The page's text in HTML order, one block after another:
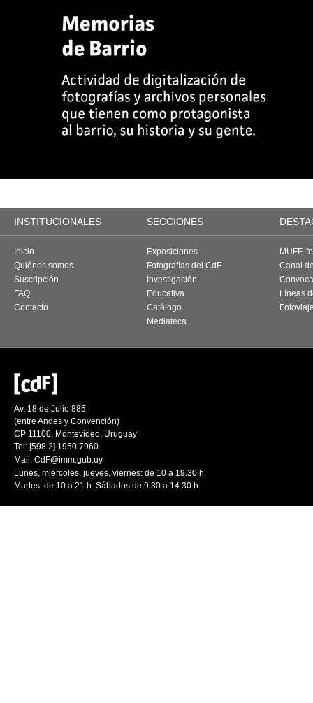
INSTITUCIONALES SECCIONES
Inicio
Quiénes somos
Suscripción
FAQ
Contacto
Exposiciones
Fotografías del CdF
Investigación
Educativa
Catálogo
Mediateca
MUFF,
Canal
Líneas
Av. 18 de Julio 885
(entre Andes y Convención)
CP 11100. Montevideo. Uruguay
Tel: [598 2] 1950 7960
Mail: CdF@imm.gub.uy
Lunes, miércoles, jueves, viernes: de 10 a 19.30 h.
Martes: de 10 a 21 h. Sábados de 9.30 a 14.30 h.